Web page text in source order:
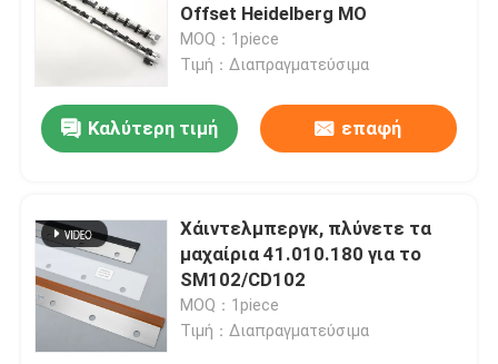
Offset Heidelberg MO
MOQ：1piece
Τιμή：Διαπραγματεύσιμα
Καλύτερη τιμή επαφή
Χάιντελμπεργκ, πλύνετε τα
μαχαίρια 41.010.180 για το
SM102/CD102
MOQ：1piece
Τιμή：Διαπραγματεύσιμα